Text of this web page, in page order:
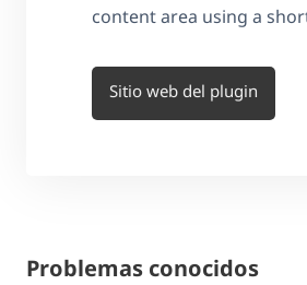
content area using a
Sitio web del plugin
Problemas conocidos